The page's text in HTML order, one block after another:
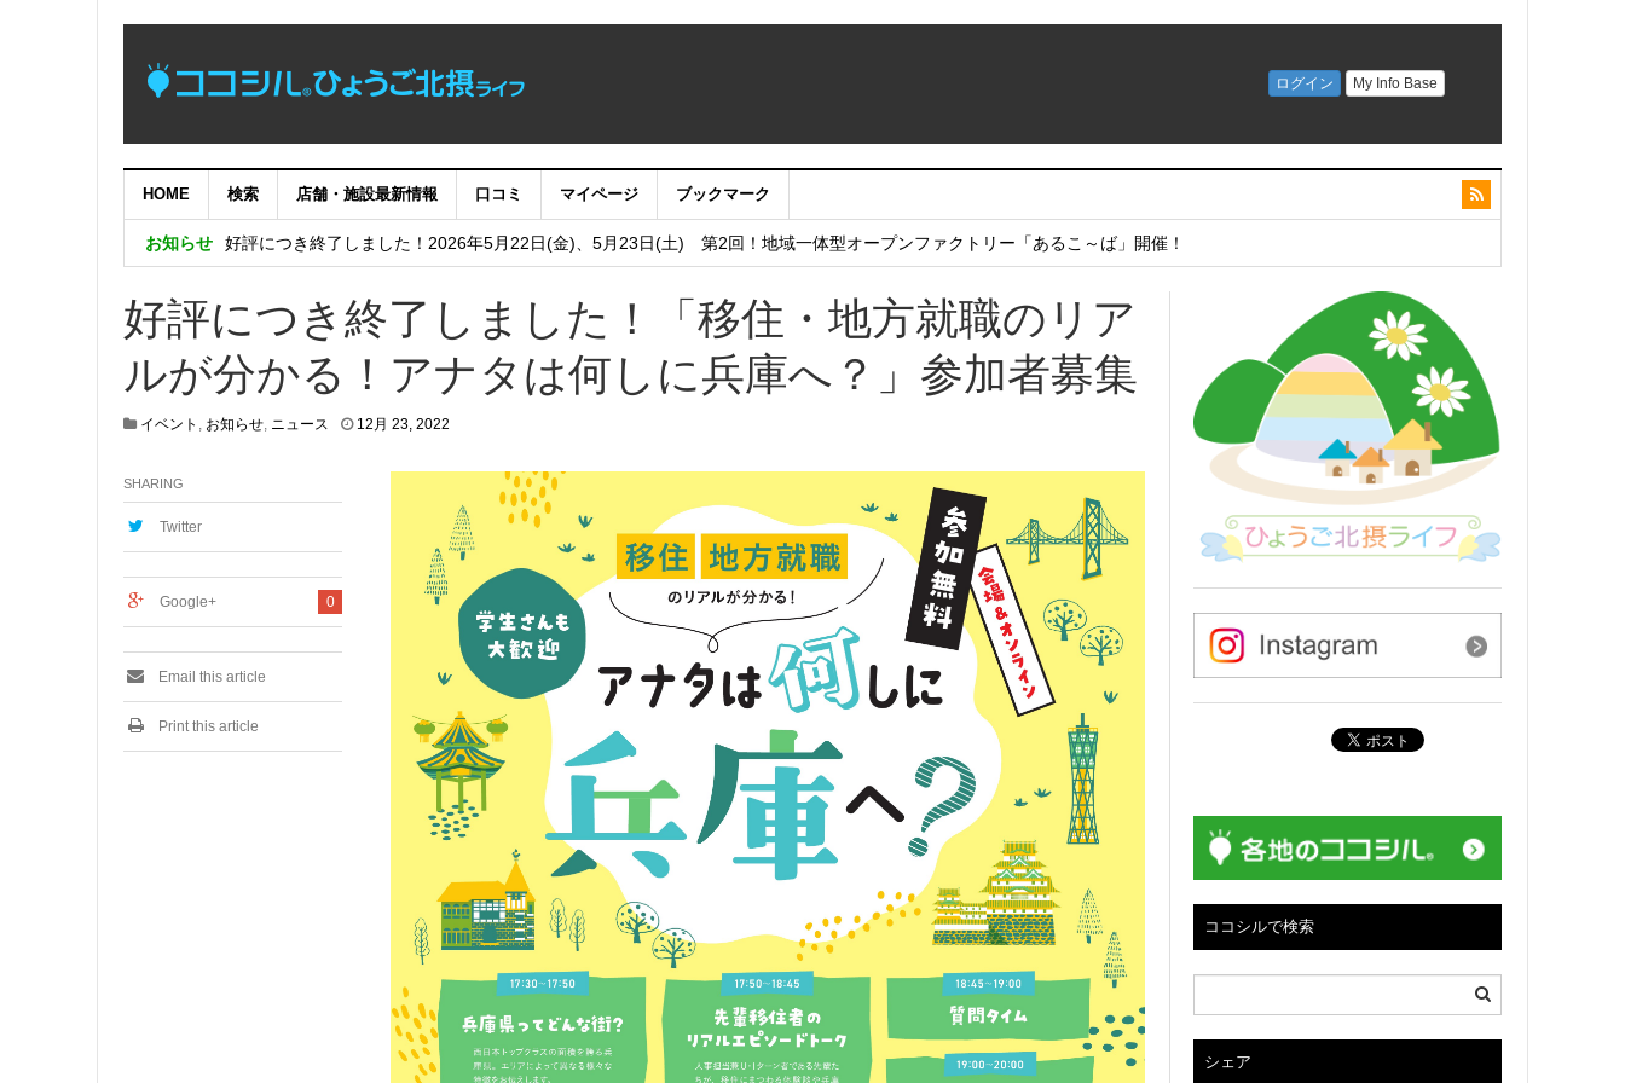
HOME 検索 店舗・施設最新情報 口コミ マイページ ブックマーク
お知らせ
【完了】システムメンテナンス作業に伴うサイト・アプリ利用停止のお知らせ
好評につき終了しました！2026年5月22日(金)、5月23日(土) 第2回！地域一体型オープンファクトリー「あるこ～ば」開催！
好評につき終了しました！兵庫五国移住・交流フェア2025 in 大阪 2025年12月6日（土）開催！
好評につき終了しました！日生ニュータウン まちびらき50周年記念フェスティバル 2025年11月22日（土）開催！
好評につき終了しました！「移住・地方就職のリア
ルが分かる！アナタは何しに兵庫へ？」参加者募集
イベント , お知らせ, ニュース 12月 23, 2022
2
0
SHARING
Twitter
0
Google+
Email this article
Print this article
ココシルで検索
シェア